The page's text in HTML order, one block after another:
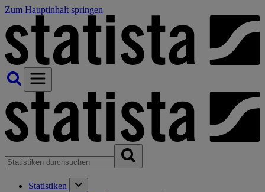
Zum Hauptinhalt springen
Statistiken